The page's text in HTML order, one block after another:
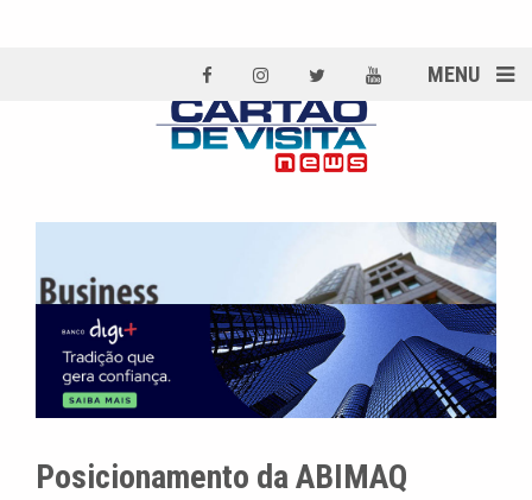
MENU
Posicionamento da ABIMAQ